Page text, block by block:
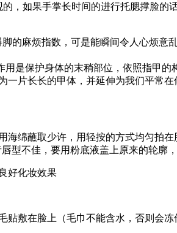
，如果手掌长时间的进行托腮撑脸
的麻烦指数，可是能瞬间令人心烦意
是保护身体的末稍部位，依照指甲
片长长的甲体，并延伸为我们平常在
绵蘸取少许，用轻按的方式均匀拍
型不佳，要用粉底液盖上原来的轮廓
好化妆效果
敷在脸上（毛巾不能含水，否则会